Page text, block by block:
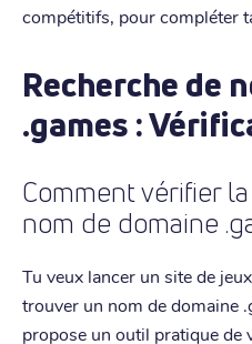
compétitifs, pour compléter
Recherche de
.games :
Comment vérifier
nom de domaine
Tu veux lancer un site de
trouver un nom de domaine
propose un outil pratique de